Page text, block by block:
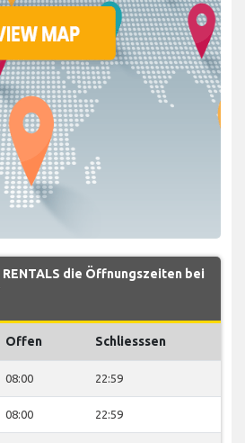
RENTALS die Öffnungszeiten bei
Offen Schliesssen
08:00 22:59
08:00 22:59